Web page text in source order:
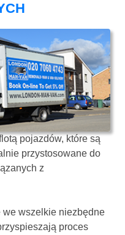
pojazdów, które są
przystosowane do
z
we wszelkie niezbędne
proces